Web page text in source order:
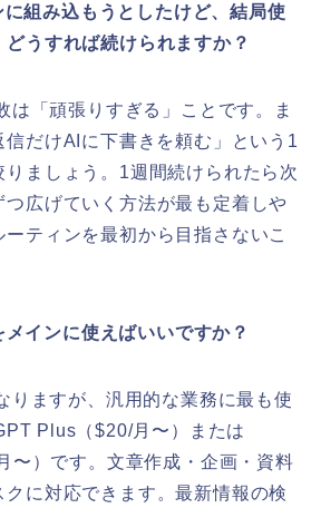
組み込もうとしたけど、結局使
うすれば続けられますか？
は「頑張りすぎる」ことです。ま
だけAIに下書きを頼む」という1
ましょう。1週間続けられたら次
広げていく方法が最も定着しや
ティンを最初から目指さないこ
インに使えばいいですか？
りますが、汎用的な業務に最も使
Plus（$20/月〜）または
〜）です。文章作成・企画・資料
に対応できます。最新情報の検